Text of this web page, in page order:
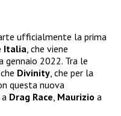
ufficialmente la prima
Italia, che viene
gennaio 2022. Tra le
Divinity, che per la
questa nuova
Drag Race, Maurizio a